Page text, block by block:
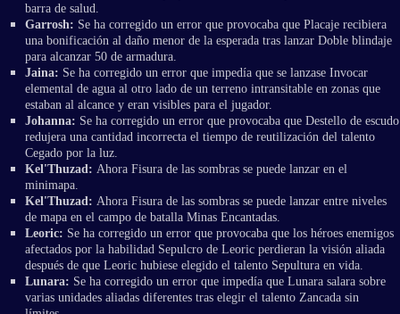
barra de salud.
Garrosh: Se ha corregido un error que provocaba que Placaje recibiera
una bonificación al daño menor de la esperada tras lanzar Doble blindaje
para alcanzar 50 de armadura.
Jaina: Se ha corregido un error que impedía que se lanzase Invocar
elemental de agua al otro lado de un terreno intransitable en zonas que
estaban al alcance y eran visibles para el jugador.
Johanna: Se ha corregido un error que provocaba que Destello de escudo
redujera una cantidad incorrecta el tiempo de reutilización del talento
Cegado por la luz.
Kel'Thuzad: Ahora Fisura de las sombras se puede lanzar en el
minimapa.
Kel'Thuzad: Ahora Fisura de las sombras se puede lanzar entre niveles
de mapa en el campo de batalla Minas Encantadas.
Leoric: Se ha corregido un error que provocaba que los héroes enemigos
afectados por la habilidad Sepulcro de Leoric perdieran la visión aliada
después de que Leoric hubiese elegido el talento Sepultura en vida.
Lunara: Se ha corregido un error que impedía que Lunara salara sobre
varias unidades aliadas diferentes tras elegir el talento Zancada sin